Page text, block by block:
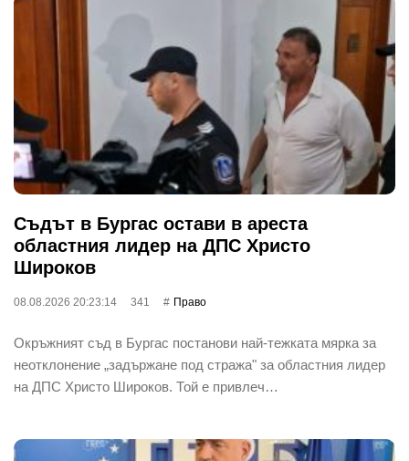
Съдът в Бургас остави в ареста
областния лидер на ДПС Христо
Широков
08.08.2026 20:23:14 341 Право
Окръжният съд в Бургас постанови най-тежката мярка за
неотклонение „задържане под стража" за областния лидер
на ДПС Христо Широков. Той е привлеч…